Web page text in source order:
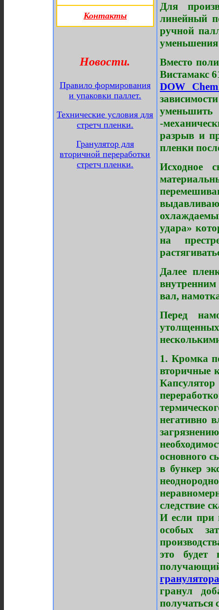
Контакты
Новости.
Правило формирования
и упаковки паллет.
Технические условия для
стретч пленки.
Гранулятор для
вторичной переработки
стретч пленки.
Для
линейный
ручной
уменьшения
Вместо
Вистамакс
DOW
-
разрыв и
пленки
Исходное
удара»
на
Далее
вал,
Перед
1. Кромка
вторичные
негативно
основного
в бункер
следствие
И если при
особых
это будет
гранул
получаться